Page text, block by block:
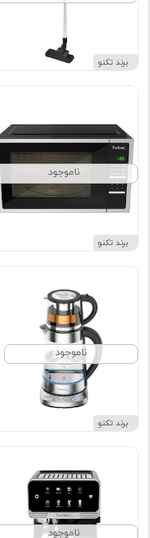
برند تکنو
ناموجود
برند تکنو
ناموجود
برند تکنو
ناموجود